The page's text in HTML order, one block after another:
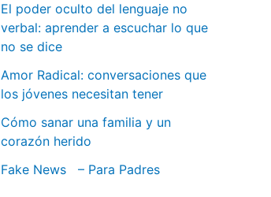
rEl poder oculto del lenguaje no
verbal: aprender a escuchar lo que
no se dice
Amor Radical: conversaciones que
los jóvenes necesitan tener
Cómo sanar una familia y un
corazón herido
Fake News – Para Padres